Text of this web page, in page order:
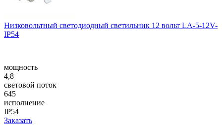
Низковольтный светодиодный светильник 12 вольт LA-5-12V-
IP54
мощность
4,8
световой поток
645
исполнение
IP54
Заказать